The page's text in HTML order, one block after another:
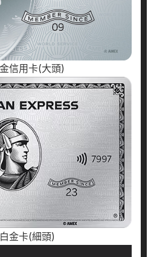
信用卡(大頭)
金卡(細頭)